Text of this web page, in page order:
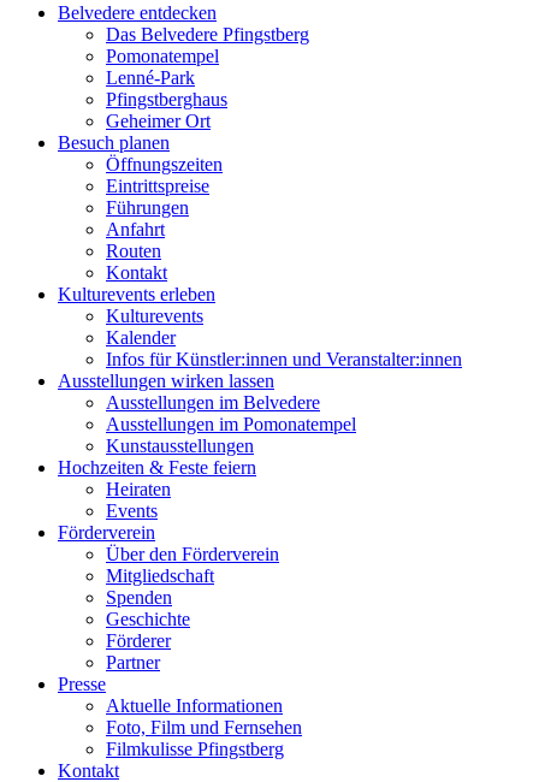
Belvedere entdecken
Das Belvedere Pfingstberg
Pomonatempel
Lenné-Park
Pfingstberghaus
Geheimer Ort
Besuch planen
Öffnungszeiten
Eintrittspreise
Führungen
Anfahrt
Routen
Kontakt
Kulturevents erleben
Kulturevents
Kalender
Infos für Künstler:innen und Veranstalter:innen
Ausstellungen wirken lassen
Ausstellungen im Belvedere
Ausstellungen im Pomonatempel
Kunstausstellungen
Hochzeiten & Feste feiern
Heiraten
Events
Förderverein
Über den Förderverein
Mitgliedschaft
Spenden
Geschichte
Förderer
Partner
Presse
Aktuelle Informationen
Foto, Film und Fernsehen
Filmkulisse Pfingstberg
Kontakt